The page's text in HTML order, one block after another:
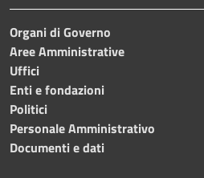
Organi di Governo
Aree Amministrative
Uffici
Enti e fondazioni
Politici
Personale Amministrativo
Documenti e dati